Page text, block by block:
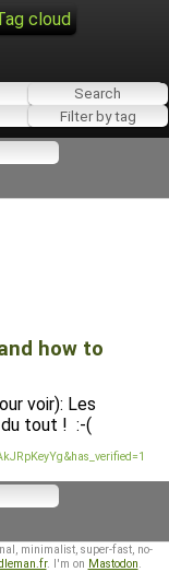
cloud
how to
voir): Les
du tout ! :-(
minimalist, super-fast, no-
. I'm on Mastodon.